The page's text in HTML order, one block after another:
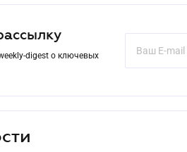
digest о ключевых